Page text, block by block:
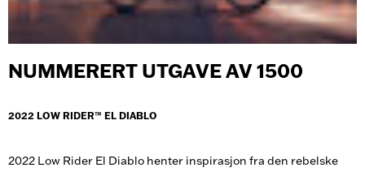
NUMMERERT UTGAVE AV 1500
2022 LOW RIDER™ EL DIABLO
2022 Low Rider El Diablo henter inspirasjon fra den rebelske